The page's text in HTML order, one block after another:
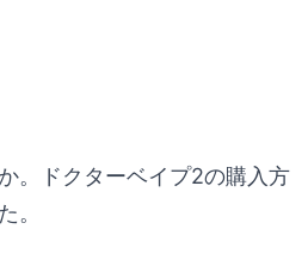
。ドクターベイプ2の購入方
。